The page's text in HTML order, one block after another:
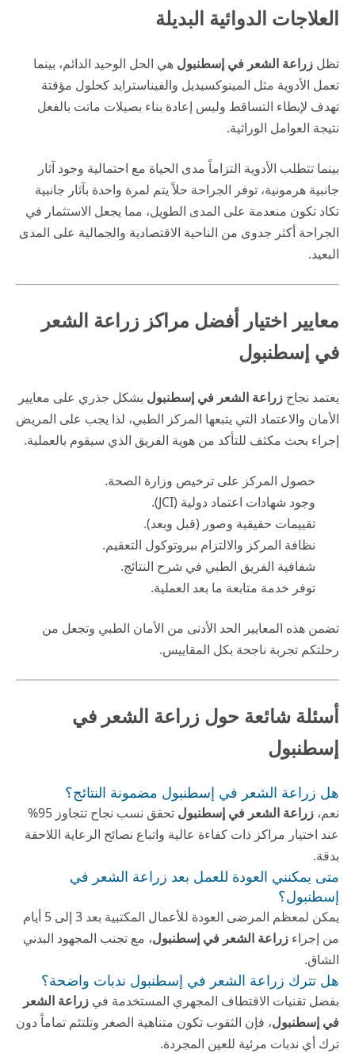
العلاجات الدوائية البديلة
تظل زراعة الشعر في إسطنبول هي الحل الوحيد الدائم، بينما
تعمل الأدوية مثل المينوكسيديل والفيناسترايد كحلول مؤقتة
تهدف لإبطاء التساقط وليس إعادة بناء بصيلات ماتت بالفعل
نتيجة العوامل الوراثية.
بينما تتطلب الأدوية التزاماً مدى الحياة مع احتمالية وجود آثار
جانبية هرمونية، توفر الجراحة حلاً يتم لمرة واحدة بآثار جانبية
تكاد تكون منعدمة على المدى الطويل، مما يجعل الاستثمار في
الجراحة أكثر جدوى من الناحية الاقتصادية والجمالية على المدى
البعيد.
معايير اختيار أفضل مراكز زراعة الشعر
في إسطنبول
يعتمد نجاح زراعة الشعر في إسطنبول بشكل جذري على معايير
الأمان والاعتماد التي يتبعها المركز الطبي، لذا يجب على المريض
إجراء بحث مكثف للتأكد من هوية الفريق الذي سيقوم بالعملية.
حصول المركز على ترخيص وزارة الصحة.
وجود شهادات اعتماد دولية (JCI).
تقييمات حقيقية وصور (قبل وبعد).
نظافة المركز والالتزام ببروتوكول التعقيم.
شفافية الفريق الطبي في شرح النتائج.
توفر خدمة متابعة ما بعد العملية.
تضمن هذه المعايير الحد الأدنى من الأمان الطبي وتجعل من
رحلتكم تجربة ناجحة بكل المقاييس.
أسئلة شائعة حول زراعة الشعر في
إسطنبول
هل زراعة الشعر في إسطنبول مضمونة النتائج؟
نعم، زراعة الشعر في إسطنبول
تحقق نسب نجاح تتجاوز 95%
عند اختيار مراكز ذات كفاءة عالية واتباع نصائح الرعاية اللاحقة
بدقة.
متى يمكنني العودة للعمل بعد زراعة الشعر في
إسطنبول؟
يمكن لمعظم المرضى العودة للأعمال المكتبية بعد 3 إلى 5 أيام
من إجراء زراعة الشعر في إسطنبول، مع تجنب المجهود البدني
الشاق.
هل تترك زراعة الشعر في إسطنبول ندبات واضحة؟
بفضل تقنيات الاقتطاف المجهري المستخدمة في زراعة الشعر
في إسطنبول، فإن الثقوب تكون متناهية الصغر وتلتئم تماماً دون
ترك أي ندبات مرئية للعين المجردة.